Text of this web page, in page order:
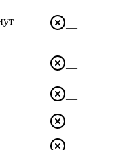
—
—
—
—